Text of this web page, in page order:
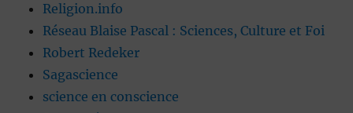
Religion.info
Réseau Blaise Pascal : Sciences, Culture et Foi
Robert Redeker
Sagascience
science en conscience